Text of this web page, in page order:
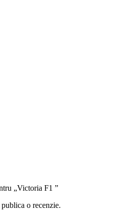
„Victoria F1 ”
o recenzie.